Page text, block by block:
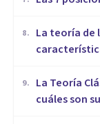
8.
La teoría de
9.
La Teoría
cuáles son